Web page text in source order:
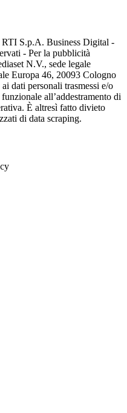
RTI S.p.A. Business Digital -
- Per la pubblicità
N.V., sede legale
Europa 46, 20093 Cologno
dati personali trasmessi e/o
all’addestramento di
È altresì fatto divieto
di data scraping.